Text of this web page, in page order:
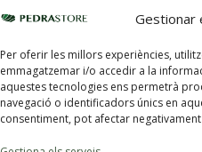
Gestionar
Per oferir les millors experiències,
emmagatzemar i/o accedir a la
aquestes tecnologies ens permetrà
navegació o identificadors únics en
consentiment, pot afectar
PRIVACITAT
COOKIES
TERMES I